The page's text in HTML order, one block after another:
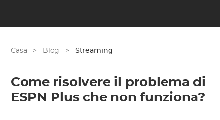
Casa > Blog > Streaming
Come risolvere il problema di
ESPN Plus che non funziona?